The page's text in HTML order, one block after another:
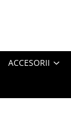
ACCESORII